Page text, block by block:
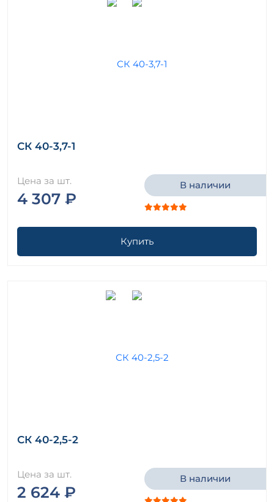
СК 40-3,7-1
Цена за шт.
4 307 ₽
В наличии
Купить
СК 40-2,5-2
Цена за шт.
2 624 ₽
В наличии